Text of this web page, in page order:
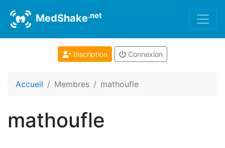
MedShake.net
Inscription Connexion
Accueil Membres mathoufle
mathoufle